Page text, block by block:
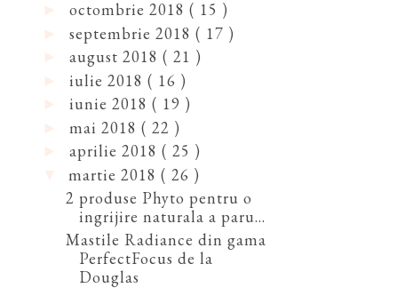
octombrie 2018 ( 15 )
septembrie 2018 ( 17 )
august 2018 ( 21 )
iulie 2018 ( 16 )
iunie 2018 ( 19 )
mai 2018 ( 22 )
aprilie 2018 ( 25 )
martie 2018 ( 26 )
2 produse Phyto pentru o
ingrijire naturala a paru...
Mastile Radiance din gama
PerfectFocus de la
Douglas